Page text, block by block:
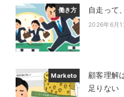
働き方 自走って
投稿日
2026年6月
Marketo
顧客理解
足りない